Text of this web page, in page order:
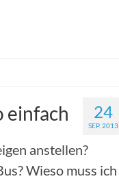
24
SEP. 2013
einfach
anstellen?
Wieso muss ich